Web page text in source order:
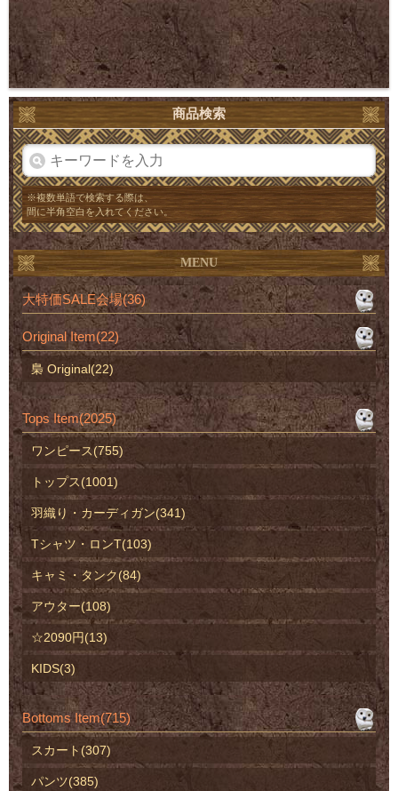
商品検索
※複数単語で検索する際は、
間に半角空白を入れてください。
MENU
大特価SALE会場(36)
Original Item(22)
梟 Original(22)
Tops Item(2025)
ワンピース(755)
トップス(1001)
羽織り・カーディガン(341)
Tシャツ・ロンT(103)
キャミ・タンク(84)
アウター(108)
☆2090円(13)
KIDS(3)
Bottoms Item(715)
スカート(307)
パンツ(385)